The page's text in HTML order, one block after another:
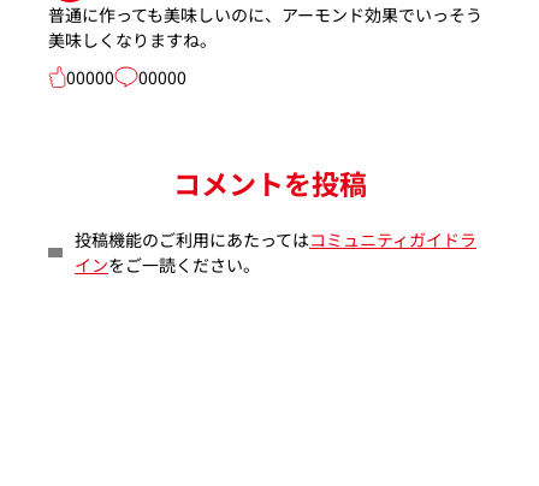
普通に作っても美味しいのに、アーモンド効果でいっそう
美味しくなりますね。
00000
00000
コメントを投稿
投稿機能のご利用にあたってはコミュニティガイドラ
インをご一読ください。